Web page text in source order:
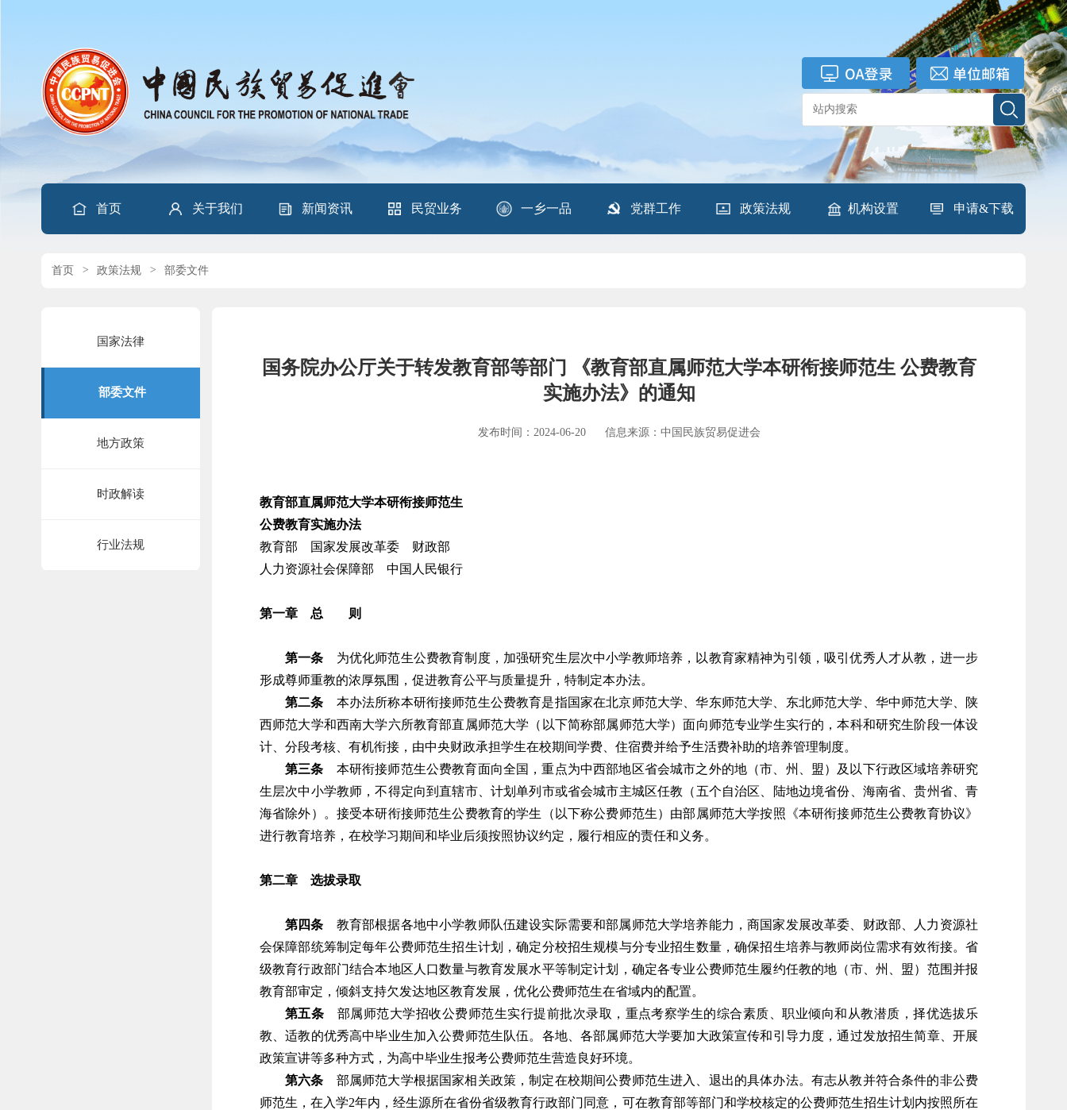
首页 关于我们 新闻资讯 民贸业务 一乡一品 党群工作 政策法规 机构设置 申请&下载
首页 > 政策法规 > 部委文件
国家法律
部委文件
地方政策
时政解读
行业法规
国务院办公厅关于转发教育部等部门 《教育部直属师范大学本研衔接师范生 公费教育
实施办法》的通知
发布时间：2024-06-20 信息来源：中国民族贸易促进会
教育部直属师范大学本研衔接师范生
公费教育实施办法
教育部 国家发展改革委 财政部
人力资源社会保障部 中国人民银行
第一章 总 则
第一条 为优化师范生公费教育制度，加强研究生层次中小学教师培养，以教育家精神为引领，吸引优秀人才从教，进一步
形成尊师重教的浓厚氛围，促进教育公平与质量提升，特制定本办法。
第二条 本办法所称本研衔接师范生公费教育是指国家在北京师范大学、华东师范大学、东北师范大学、华中师范大学、陕
西师范大学和西南大学六所教育部直属师范大学（以下简称部属师范大学）面向师范专业学生实行的，本科和研究生阶段一体设
计、分段考核、有机衔接，由中央财政承担学生在校期间学费、住宿费并给予生活费补助的培养管理制度。
第三条 本研衔接师范生公费教育面向全国，重点为中西部地区省会城市之外的地（市、州、盟）及以下行政区域培养研究
生层次中小学教师，不得定向到直辖市、计划单列市或省会城市主城区任教（五个自治区、陆地边境省份、海南省、贵州省、青
海省除外）。接受本研衔接师范生公费教育的学生（以下称公费师范生）由部属师范大学按照《本研衔接师范生公费教育协议》
进行教育培养，在校学习期间和毕业后须按照协议约定，履行相应的责任和义务。
第二章 选拔录取
第四条 教育部根据各地中小学教师队伍建设实际需要和部属师范大学培养能力，商国家发展改革委、财政部、人力资源社
会保障部统筹制定每年公费师范生招生计划，确定分校招生规模与分专业招生数量，确保招生培养与教师岗位需求有效衔接。省
级教育行政部门结合本地区人口数量与教育发展水平等制定计划，确定各专业公费师范生履约任教的地（市、州、盟）范围并报
教育部审定，倾斜支持欠发达地区教育发展，优化公费师范生在省域内的配置。
第五条 部属师范大学招收公费师范生实行提前批次录取，重点考察学生的综合素质、职业倾向和从教潜质，择优选拔乐
教、适教的优秀高中毕业生加入公费师范生队伍。各地、各部属师范大学要加大政策宣传和引导力度，通过发放招生简章、开展
政策宣讲等多种方式，为高中毕业生报考公费师范生营造良好环境。
第六条 部属师范大学根据国家相关政策，制定在校期间公费师范生进入、退出的具体办法。有志从教并符合条件的非公费
师范生，在入学2年内，经生源所在省份省级教育行政部门同意，可在教育部等部门和学校核定的公费师范生招生计划内按照所在